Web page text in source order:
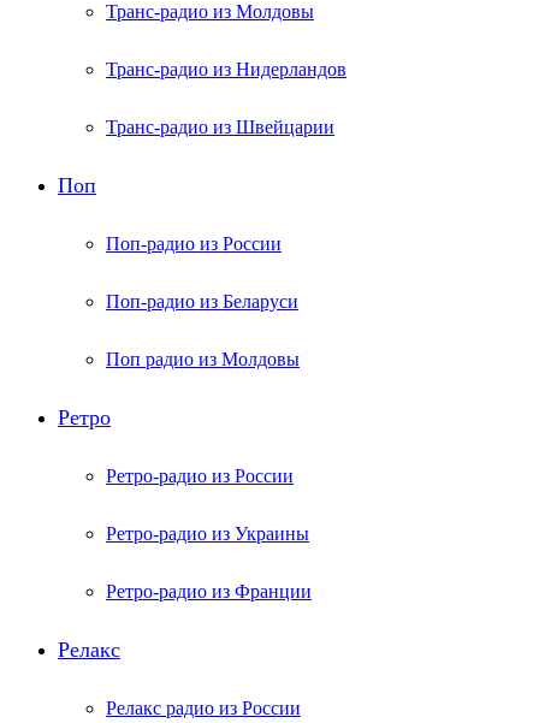
Транс-радио из Молдовы
Транс-радио из Нидерландов
Транс-радио из Швейцарии
Поп
Поп-радио из России
Поп-радио из Беларуси
Поп радио из Молдовы
Ретро
Ретро-радио из России
Ретро-радио из Украины
Ретро-радио из Франции
Релакс
Релакс радио из России